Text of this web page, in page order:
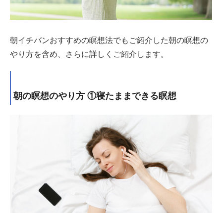
朝イチバンおすすめの瞑想法でもご紹介した朝の瞑想の
やり方を含め、さらに詳しくご紹介します。
朝の瞑想のやり方 ①寝たままできる瞑想